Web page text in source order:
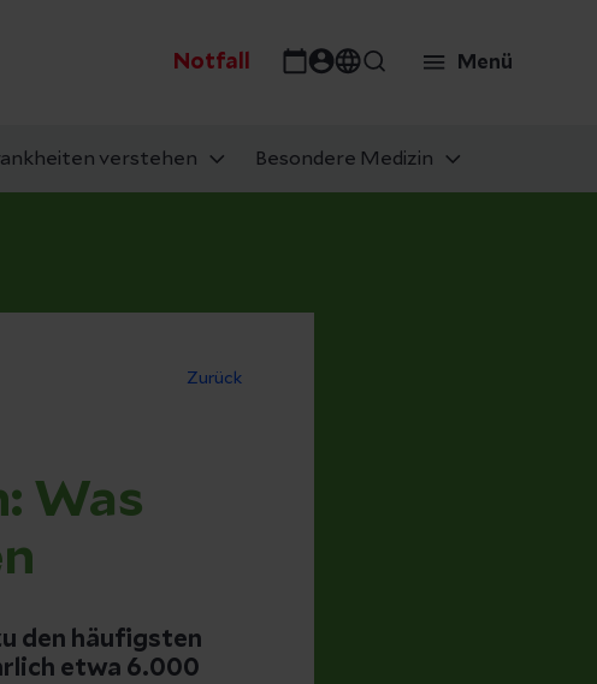
Notfall Menü
verstehen Besondere Medizin
Zurück
Was
den häufigsten
etwa 6.000